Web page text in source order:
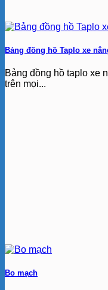
Bảng đồng hồ Taplo xe
Bảng đồng hồ taplo xe
trên mọi...
Bo mạch